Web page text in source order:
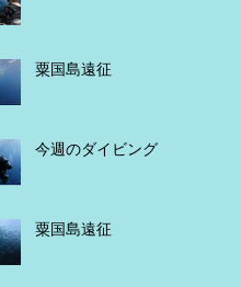
粟国島遠征
今週のダイビング
粟国島遠征